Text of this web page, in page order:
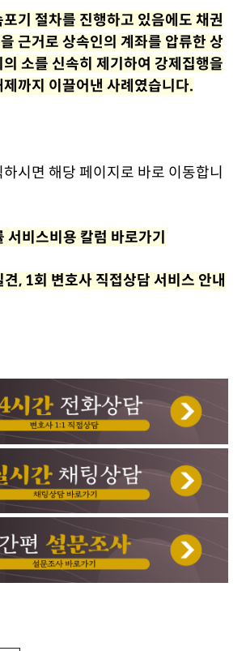
기 절차를 진행하고 있음에도 채권
근거로 상속인의 계좌를 압류한 상
소를 신속히 제기하여 강제집행을
까지 이끌어낸 사례였습니다.
시면 해당 페이지로 바로 이동합니
서비스비용 칼럼 바로가기
, 1회 변호사 직접상담 서비스 안내